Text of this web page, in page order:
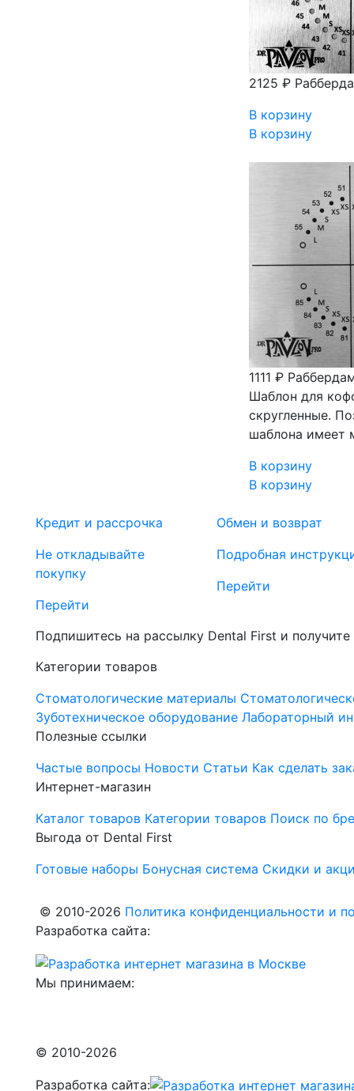
2125 ₽
В корзину
В корзину
1111 ₽
Шаблон для
скругленные.
шаблона имеет
В корзину
В корзину
Кредит и рассрочка
Не откладывайте
покупку
Перейти
Обмен и возврат
Подробная
Перейти
Подпишитесь на рассылку Dental First и
Категории товаров
Стоматологические материалы
Зуботехническое оборудование Лабораторный
Полезные ссылки
Частые вопросы Новости Статьи Как сделать
Интернет-магазин
Каталог товаров Категории товаров Поиск по
Выгода от Dental First
Готовые наборы Бонусная система Скидки и
© 2010-2026 Политика конфиденциальности и
Разработка сайта:
Мы принимаем:
© 2010-2026
Разработка сайта: